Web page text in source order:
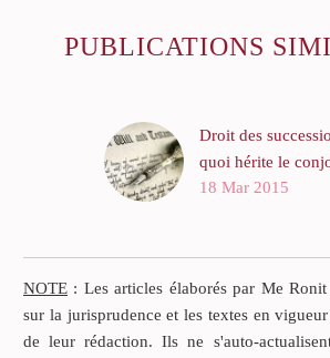
PUBLICATIONS
Droit des
quoi hérite le
survivant ?
civil, le conjoint
est appelé à la
soit seul, soit en
avec les parents
18 Mar 2015
NOTE : Les articles élaborés par Me
sur la jurisprudence et les textes en
de leur rédaction. Ils ne s'auto-